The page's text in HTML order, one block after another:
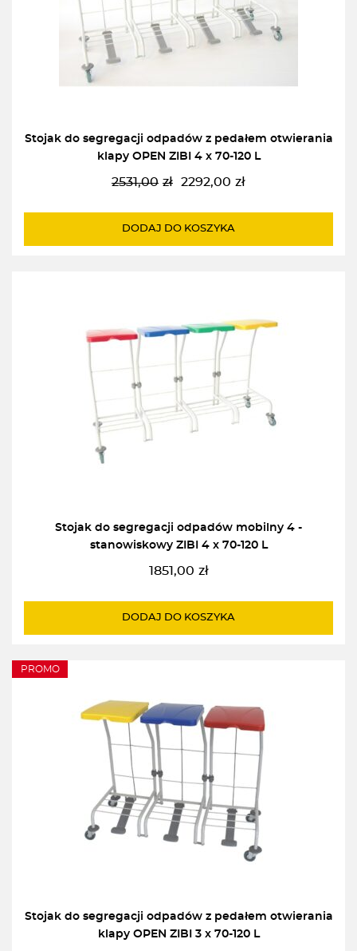
Stojak do segregacji odpadów z pedałem otwierania
klapy OPEN ZIBI 4 x 70-120 L
2531,00 zł
Pierwotna
wynosiła:
2292,00 zł
Aktualna
wynosi:
DODAJ DO KOSZYKA
Stojak do segregacji odpadów mobilny 4 -
stanowiskowy ZIBI 4 x 70-120 L
1851,00 zł
DODAJ DO KOSZYKA
PROMO
Stojak do segregacji odpadów z pedałem otwierania
klapy OPEN ZIBI 3 x 70-120 L